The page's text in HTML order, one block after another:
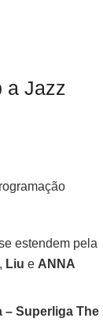
a Jazz
estendem pela
, Liu e ANNA
– Superliga The